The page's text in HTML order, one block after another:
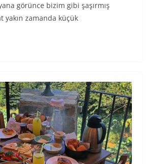
görünce bizim gibi şaşırmış
yakın zamanda küçük